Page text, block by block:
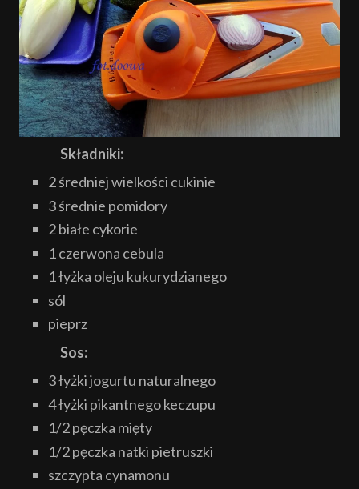
Składniki:
2 średniej wielkości cukinie
3 średnie pomidory
2 białe cykorie
1 czerwona cebula
1 łyżka oleju kukurydzianego
sól
pieprz
Sos:
3 łyżki jogurtu naturalnego
4 łyżki pikantnego keczupu
1/2 pęczka mięty
1/2 pęczka natki pietruszki
szczypta cynamonu